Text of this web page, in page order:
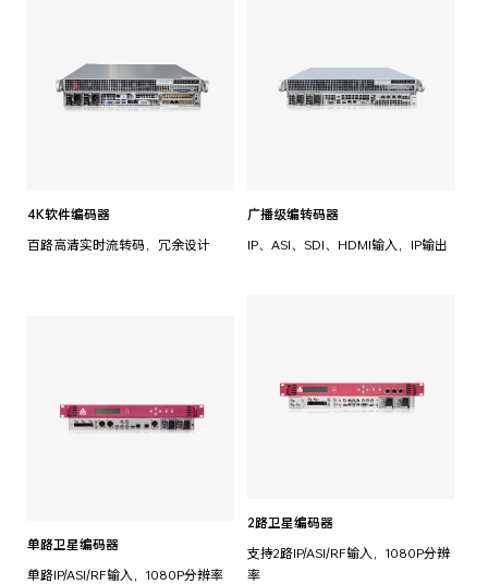
4K软件编码器
百路高清实时流转码，冗余设计
广播级编转码器
IP、ASI、SDI、HDMI输入，IP输出
单路卫星编码器
单路IP/ASI/RF输入，1080P分辨率
2路卫星编码器
支持2路IP/ASI/RF输入，1080P分辨
率